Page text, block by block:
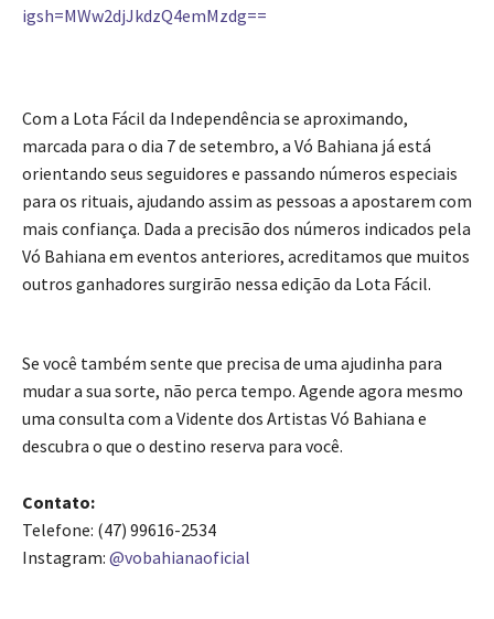
igsh=MWw2djJkdzQ4emMzdg==
Com a Lota Fácil da Independência se aproximando,
marcada para o dia 7 de setembro, a Vó Bahiana já está
orientando seus seguidores e passando números especiais
para os rituais, ajudando assim as pessoas a apostarem com
mais confiança. Dada a precisão dos números indicados pela
Vó Bahiana em eventos anteriores, acreditamos que muitos
outros ganhadores surgirão nessa edição da Lota Fácil.
Se você também sente que precisa de uma ajudinha para
mudar a sua sorte, não perca tempo. Agende agora mesmo
uma consulta com a Vidente dos Artistas Vó Bahiana e
descubra o que o destino reserva para você.
Contato:
Telefone: (47) 99616-2534
Instagram: @vobahianaoficial